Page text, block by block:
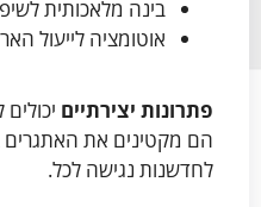
בינה מלאכותית
אוטומציה לייעול
פתרונות יצירתיים
הם מקטינים את האתגרים
לחדשנות נגישה לכל.